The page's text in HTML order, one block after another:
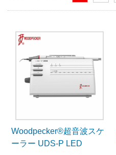
Woodpecker®超音波スケ
ーラー UDS-P LED